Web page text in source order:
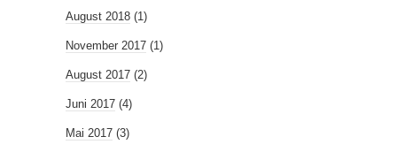
August 2018 (1)
November 2017 (1)
August 2017 (2)
Juni 2017 (4)
Mai 2017 (3)